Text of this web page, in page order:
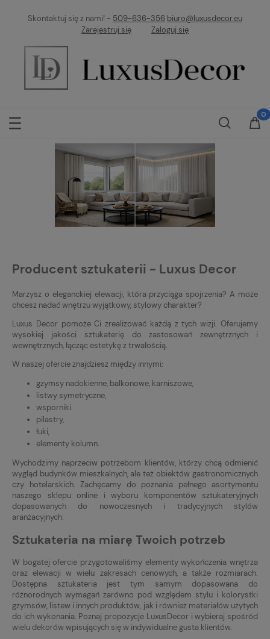
Skontaktuj się z nami! - 509-636-356 biuro@luxusdecor.eu
Zarejestruj się
Zaloguj się
Producent sztukaterii - Luxus Decor
Marzysz o eleganckiej elewacji, która przyciąga spojrzenia? A może
chcesz nadać wnętrzu wyjątkowy, stylowy charakter?
Luxus Decor pomoże Ci zrealizować każdą z tych wizji. Oferujemy
wysokiej jakości sztukaterię do zastosowań zewnętrznych i
wewnętrznych, łącząc estetykę z trwałością.
W naszej ofercie znajdziesz między innymi:
gzymsy nadokienne, balkonowe, karniszowe,
listwy symetryczne,
wsporniki.
pilastry,
łuki,
elementy kolumn.
Wychodzimy naprzeciw potrzebom klientów, którzy chcą odmienić
wygląd budynków mieszkalnych, ale też obiektów gastronomicznych
czy hotelarskich. Zachęcamy do poznania pełnego asortymentu
naszego sklepu online i wyboru komponentów sztukateryjnych
dopasowanych do nowoczesnych i tradycyjnych stylów
aranżacyjnych.
Sztukateria na miarę Twoich potrzeb
W bogatej ofercie przygotowaliśmy elementy wykończenia wnętrza
oraz elewacji w wielu zakresach cenowych, a także rozmiarach.
Dostępna sztukateria jest tym samym dopasowana do
różnorodnych wymagań zarówno pod względem stylu i kolorystki
gzymsów, listew i innych produktów, jak i również materiałów użytych
do ich wykonania. Poznaj propozycje LuxusDecor i wybieraj spośród
wielu dekorów wpisujących się w indywidualne gusta klientów.